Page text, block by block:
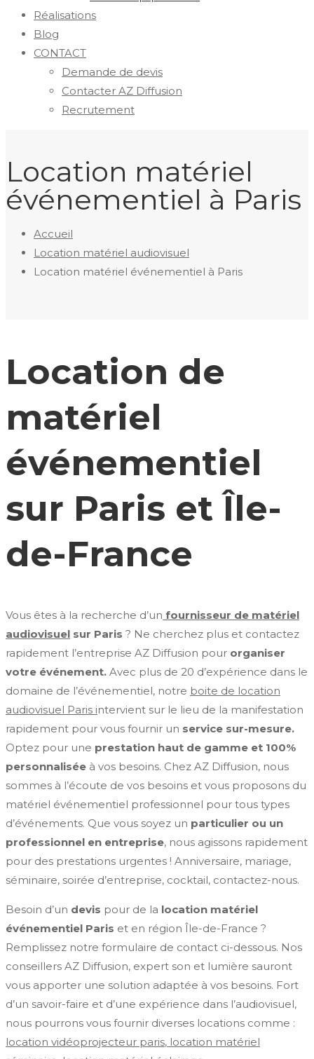
Réalisations
Blog
CONTACT
Demande de devis
Contacter AZ Diffusion
Recrutement
Location matériel
événementiel à Paris
Accueil
Location matériel audiovisuel
Location matériel événementiel à Paris
Location de
matériel
événementiel
sur Paris et Île-
de-France
Vous êtes à la recherche d’un fournisseur de matériel
audiovisuel sur Paris ? Ne cherchez plus et contactez
rapidement l’entreprise AZ Diffusion pour organiser
votre événement. Avec plus de 20 d’expérience dans le
domaine de l’événementiel, notre boite de location
audiovisuel Paris intervient sur le lieu de la manifestation
rapidement pour vous fournir un service sur-mesure.
Optez pour une prestation haut de gamme et 100%
personnalisée à vos besoins. Chez AZ Diffusion, nous
sommes à l’écoute de vos besoins et vous proposons du
matériel événementiel professionnel pour tous types
d’événements. Que vous soyez un particulier ou un
professionnel en entreprise, nous agissons rapidement
pour des prestations urgentes ! Anniversaire, mariage,
séminaire, soirée d’entreprise, cocktail, contactez-nous.
Besoin d’un devis pour de la location matériel
événementiel Paris et en région Île-de-France ?
Remplissez notre formulaire de contact ci-dessous. Nos
conseillers AZ Diffusion, expert son et lumière sauront
vous apporter une solution adaptée à vos besoins. Fort
d’un savoir-faire et d’une expérience dans l’audiovisuel,
nous pourrons vous fournir diverses locations comme :
location vidéoprojecteur paris, location matériel